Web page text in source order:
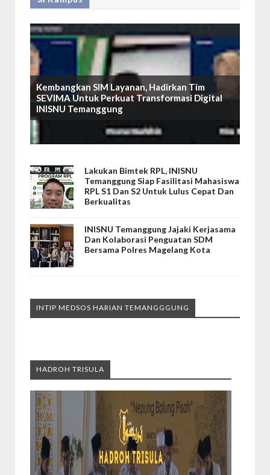
Kembangkan SIM Layanan, Hadirkan Tim
SEVIMA Untuk Perkuat Transformasi Digital
INISNU Temanggung
Lakukan Bimtek RPL, INISNU
Temanggung Siap Fasilitasi Mahasiswa
RPL S1 Dan S2 Untuk Lulus Cepat Dan
Berkualitas
INISNU Temanggung Jajaki Kerjasama
Dan Kolaborasi Penguatan SDM
Bersama Polres Magelang Kota
INTIP MEDSOS HARIAN TEMANGGGUNG
HADROH TRISULA